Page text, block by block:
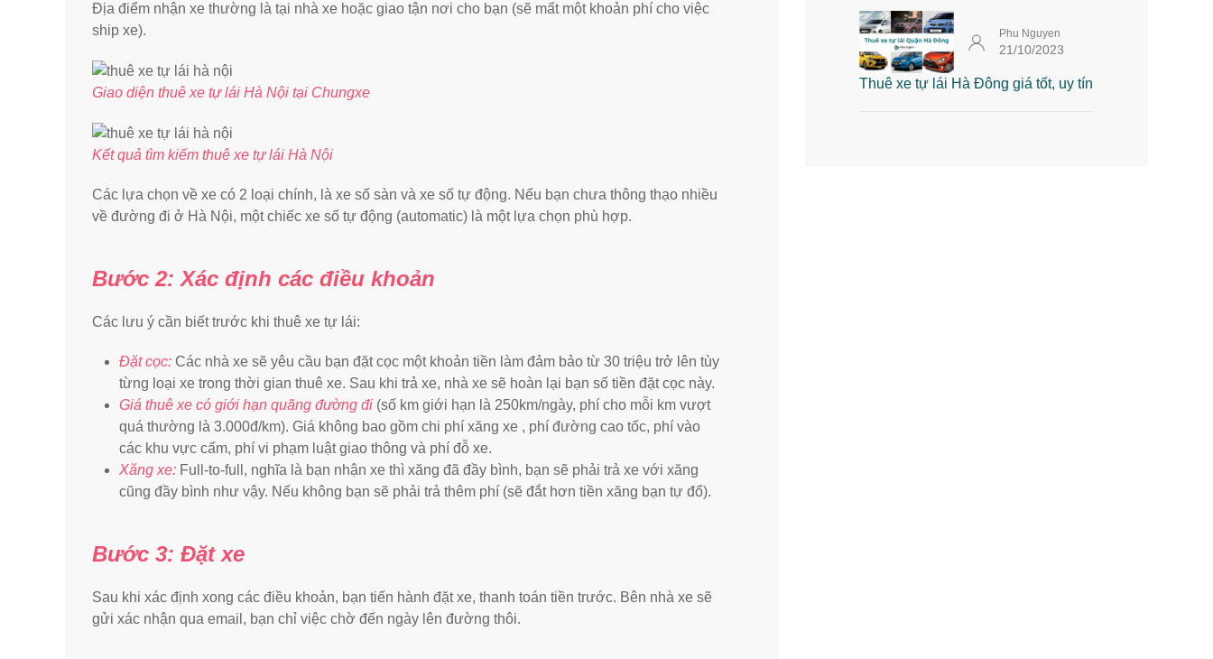
Địa điểm nhận xe thường là tại nhà xe hoặc giao tận nơi cho bạn (sẽ mất một khoản phí cho việc
ship xe).
Giao diện thuê xe tự lái Hà Nội tại Chungxe
Kết quả tìm kiếm thuê xe tự lái Hà Nội
Các lựa chọn về xe có 2 loại chính, là xe số sàn và xe số tự động. Nếu bạn chưa thông thạo nhiều
về đường đi ở Hà Nội, một chiếc xe số tự động (automatic) là một lựa chọn phù hợp.
Bước 2: Xác định các điều khoản
Các lưu ý cần biết trước khi thuê xe tự lái:
Đặt cọc: Các nhà xe sẽ yêu cầu bạn đặt cọc một khoản tiền làm đảm bảo từ 30 triệu trở lên tùy
từng loại xe trong thời gian thuê xe. Sau khi trả xe, nhà xe sẽ hoàn lại bạn số tiền đặt cọc này.
Giá thuê xe có giới hạn quãng đường đi (số km giới hạn là 250km/ngày, phí cho mỗi km vượt
quá thường là 3.000đ/km). Giá không bao gồm chi phí xăng xe , phí đường cao tốc, phí vào
các khu vực cấm, phí vi phạm luật giao thông và phí đỗ xe.
Xăng xe: Full-to-full, nghĩa là bạn nhận xe thì xăng đã đầy bình, bạn sẽ phải trả xe với xăng
cũng đầy bình như vậy. Nếu không bạn sẽ phải trả thêm phí (sẽ đắt hơn tiền xăng bạn tự đổ).
Bước 3: Đặt xe
Sau khi xác định xong các điều khoản, bạn tiến hành đặt xe, thanh toán tiền trước. Bên nhà xe sẽ
gửi xác nhận qua email, bạn chỉ việc chờ đến ngày lên đường thôi.
Phu Nguyen
21/10/2023
Thuê xe tự lái Hà Đông giá tốt, uy tín